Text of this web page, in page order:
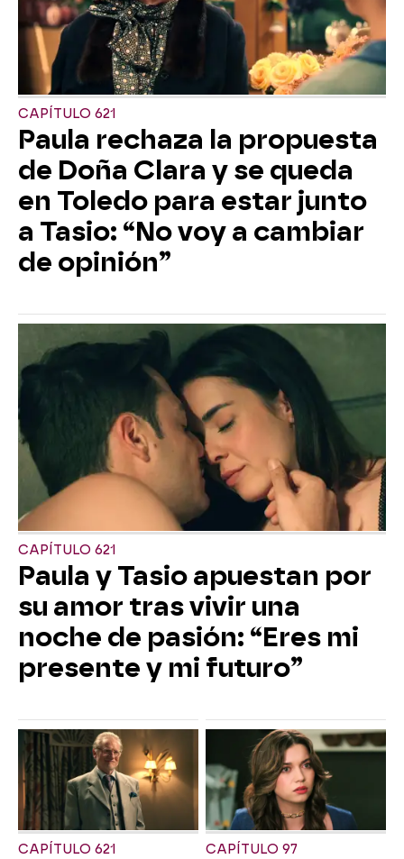
CAPÍTULO 621
Paula rechaza la propuesta
de Doña Clara y se queda
en Toledo para estar junto
a Tasio: “No voy a cambiar
de opinión”
CAPÍTULO 621
Paula y Tasio apuestan por
su amor tras vivir una
noche de pasión: “Eres mi
presente y mi futuro”
CAPÍTULO 621 CAPÍTULO 97